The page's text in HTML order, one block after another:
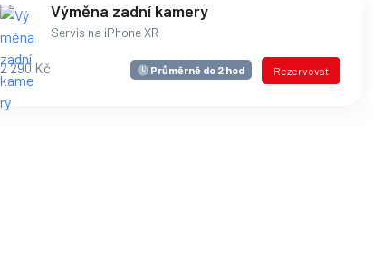
Výměna zadní kamery
Servis na iPhone XR
2 290 Kč Průměrně do 2 hod Rezervovat